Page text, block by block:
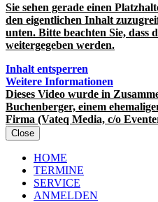
Sie sehen gerade einen
den eigentlichen Inhalt
unten. Bitte beachten Sie, dass
weitergegeben werden.
Inhalt entsperren
Weitere Informationen
Dieses Video wurde in
Buchenberger, einem
Firma (Vateq Media, c/o
Close
HOME
TERMINE
SERVICE
ANMELDEN